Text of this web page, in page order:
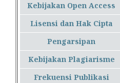
Kebijakan Open Access
Lisensi dan Hak Cipta
Pengarsipan
Kebijakan Plagiarisme
Frekuensi Publikasi